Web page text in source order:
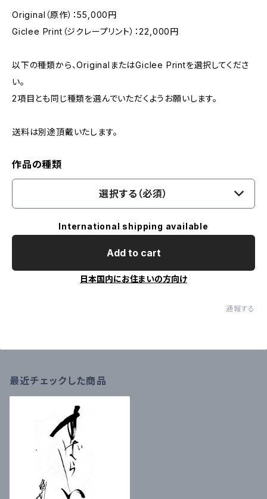
Original（原作）：55,000円
Giclee Print（ジクレープリント）：22,000円
以下の種類から、OriginalまたはGiclee Printを選択してくださ
い。
2項目とも同じ種類を選んでいただくようお願いします。
送料は別途頂戴いたします。
作品の種類
選択する（必須）
International shipping available
Add to cart
日本国内にお住まいの方向け
通報する
最近チェックした商品